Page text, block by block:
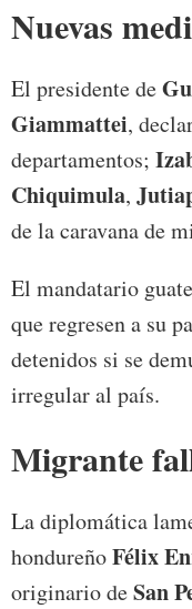
Nuevas
El presidente de
Giammattei,
departamentos;
Chiquimula,
de la caravana de
El mandatario
que regresen a su
detenidos si se
irregular al país.
Migrante
La diplomática
hondureñoFélix
originario deSan